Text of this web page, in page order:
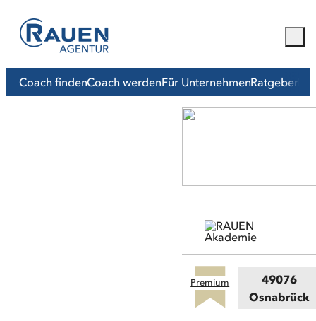
Coach findenCoach werdenFür UnternehmenRatgeber
Premium
49076
Osnabrück